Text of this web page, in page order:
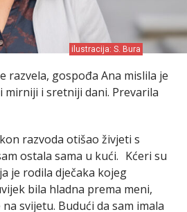
ilustracija: S. Bura
razvela, gospođa Ana mislila je
mirniji i sretniji dani. Prevarila
razvoda otišao živjeti s
ostala sama u kući. Kćeri su
je rodila dječaka kojeg
bila hladna prema meni,
svijetu. Budući da sam imala